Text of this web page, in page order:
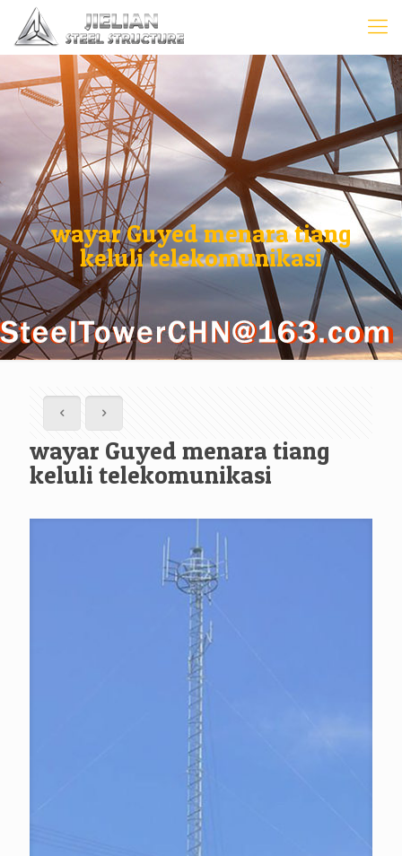
wayar Guyed menara tiang
keluli telekomunikasi
wayar Guyed menara tiang
keluli telekomunikasi